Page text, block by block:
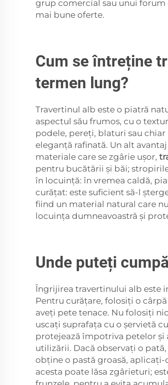
grup comercial sau unui
mai bune oferte.
Cum se întreține
termen lung?
Travertinul alb este o piatră
aspectul său frumos, cu o
podele, pereți, blaturi sau
eleganță rafinată. Un alt
materiale care se zgârie ușor,
pentru bucătării și băi;
în locuință: în vremea caldă,
curățat: este suficient să-l
fiind un material natural care
locuința dumneavoastră și
Unde puteți
Îngrijirea travertinului alb este
Pentru curățare, folosiți o
aveți pete tenace. Nu folosiți
uscați suprafața cu o șervietă
protejează împotriva petelor și
utilizării. Dacă observați o
obține o pastă groasă,
acesta poate lăsa zgârieturi;